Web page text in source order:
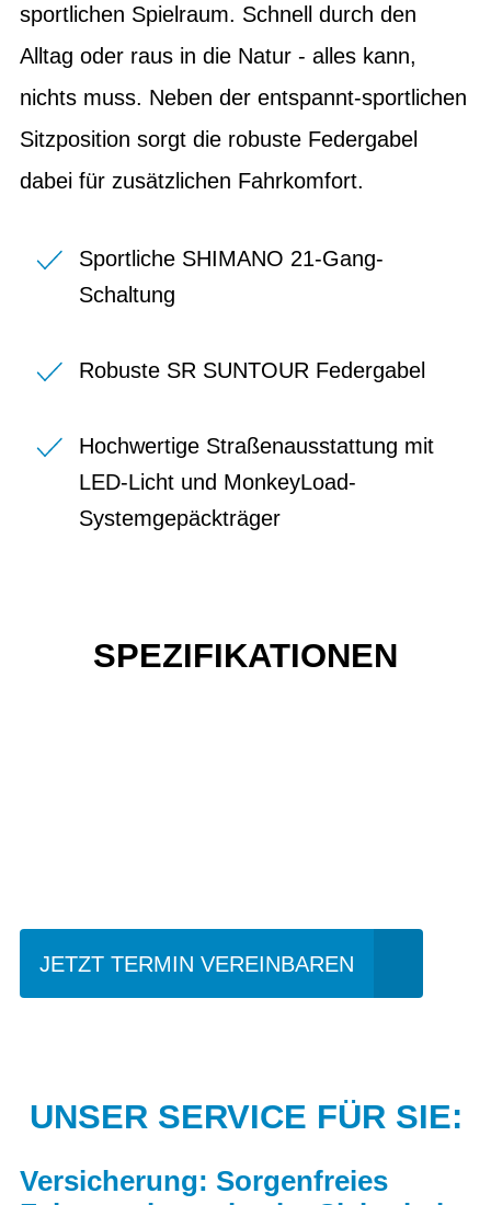
sportlichen Spielraum. Schnell durch den
Alltag oder raus in die Natur - alles kann,
nichts muss. Neben der entspannt-sportlichen
Sitzposition sorgt die robuste Federgabel
dabei für zusätzlichen Fahrkomfort.
Sportliche SHIMANO 21-Gang-
Schaltung
Robuste SR SUNTOUR Federgabel
Hochwertige Straßenausstattung mit
LED-Licht und MonkeyLoad-
Systemgepäckträger
SPEZIFIKATIONEN
JETZT TERMIN VEREINBAREN
UNSER SERVICE FÜR SIE:
Versicherung: Sorgenfreies